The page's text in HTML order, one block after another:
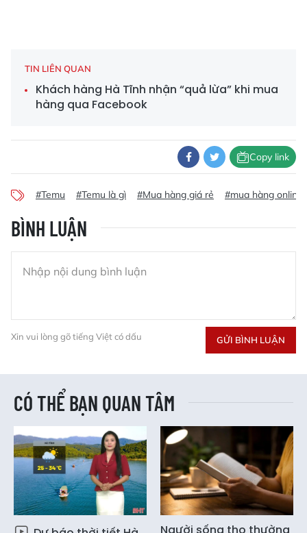
TIN LIÊN QUAN
Khách hàng Hà Tĩnh nhận “quả lừa” khi mua
hàng qua Facebook
Copy link
#Temu #Temu là gì #Mua hàng giá rẻ #mua hàng online
BÌNH LUẬN
Xin vui lòng gõ tiếng Việt có dấu GỬI BÌNH LUẬN
CÓ THỂ BẠN QUAN TÂM
Người sống thọ thường